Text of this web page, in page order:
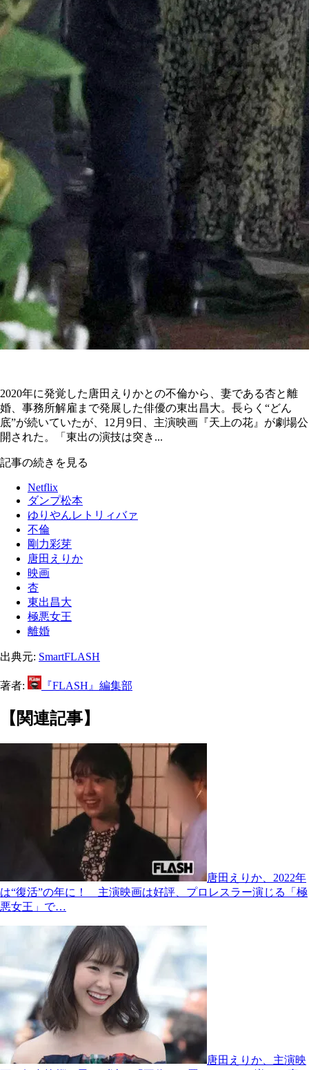
2020年に発覚した唐田えりかとの不倫から、妻である杏と離
婚、事務所解雇まで発展した俳優の東出昌大。長らく“どん
底”が続いていたが、12月9日、主演映画『天上の花』が劇場公
開された。「東出の演技は突き...
記事の続きを見る
Netflix
ダンプ松本
ゆりやんレトリィバァ
不倫
剛力彩芽
唐田えりか
映画
杏
東出昌大
極悪女王
離婚
出典元: SmartFLASH
著者: 『FLASH』編集部
【関連記事】
唐田えりか、2022年
は“復活”の年に！ 主演映画は好評、プロレスラー演じる「極
悪女王」で…
唐田えりか、主演映